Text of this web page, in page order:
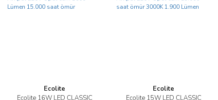
Ecolite
Ecolite 16W LED CLASSIC
Ecolite
Ecolite 15W LED CLASSIC